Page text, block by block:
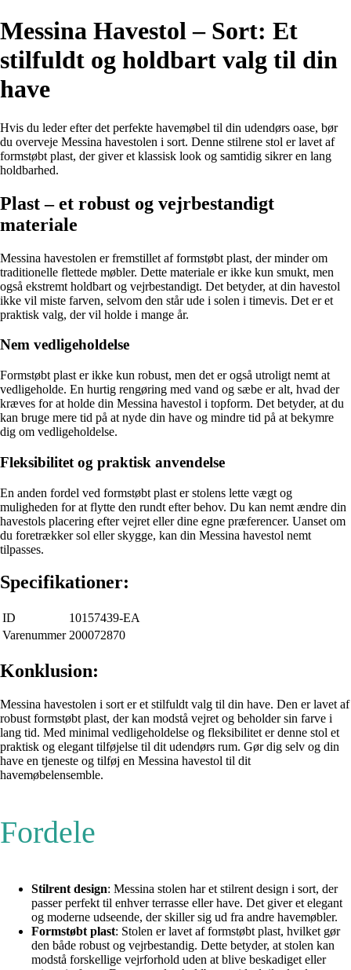
Messina Havestol – Sort: Et
stilfuldt og holdbart valg til din
have
Hvis du leder efter det perfekte havemøbel til din udendørs oase, bør
du overveje Messina havestolen i sort. Denne stilrene stol er lavet af
formstøbt plast, der giver et klassisk look og samtidig sikrer en lang
holdbarhed.
Plast – et robust og vejrbestandigt
materiale
Messina havestolen er fremstillet af formstøbt plast, der minder om
traditionelle flettede møbler. Dette materiale er ikke kun smukt, men
også ekstremt holdbart og vejrbestandigt. Det betyder, at din havestol
ikke vil miste farven, selvom den står ude i solen i timevis. Det er et
praktisk valg, der vil holde i mange år.
Nem vedligeholdelse
Formstøbt plast er ikke kun robust, men det er også utroligt nemt at
vedligeholde. En hurtig rengøring med vand og sæbe er alt, hvad der
kræves for at holde din Messina havestol i topform. Det betyder, at du
kan bruge mere tid på at nyde din have og mindre tid på at bekymre
dig om vedligeholdelse.
Fleksibilitet og praktisk anvendelse
En anden fordel ved formstøbt plast er stolens lette vægt og
muligheden for at flytte den rundt efter behov. Du kan nemt ændre din
havestols placering efter vejret eller dine egne præferencer. Uanset om
du foretrækker sol eller skygge, kan din Messina havestol nemt
tilpasses.
Specifikationer:
ID
10157439-EA
Varenummer 200072870
Konklusion:
Messina havestolen i sort er et stilfuldt valg til din have. Den er lavet af
robust formstøbt plast, der kan modstå vejret og beholder sin farve i
lang tid. Med minimal vedligeholdelse og fleksibilitet er denne stol et
praktisk og elegant tilføjelse til dit udendørs rum. Gør dig selv og din
have en tjeneste og tilføj en Messina havestol til dit
havemøbelensemble.
Fordele
Stilrent design: Messina stolen har et stilrent design i sort, der
passer perfekt til enhver terrasse eller have. Det giver et elegant
og moderne udseende, der skiller sig ud fra andre havemøbler.
Formstøbt plast: Stolen er lavet af formstøbt plast, hvilket gør
den både robust og vejrbestandig. Dette betyder, at stolen kan
modstå forskellige vejrforhold uden at blive beskadiget eller